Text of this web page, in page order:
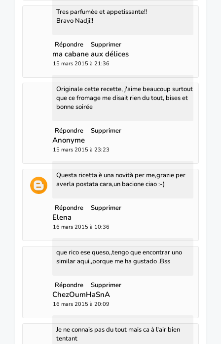
Tres parfumèe et appetissante!!
Bravo Nadji!!
Répondre Supprimer
ma cabane aux délices
15 mars 2015 à 21:36
Originale cette recette, j'aime beaucoup surtout
que ce fromage me disait rien du tout, bises et
bonne soirée
Répondre Supprimer
Anonyme
15 mars 2015 à 23:23
Questa ricetta è una novità per me,grazie per
averla postata cara,un bacione ciao :-)
Répondre Supprimer
Elena
16 mars 2015 à 10:36
que rico ese queso,,tengo que encontrar uno
similar aqui,,porque me ha gustado .Bss
Répondre Supprimer
ChezOumHaSnA
16 mars 2015 à 20:09
Je ne connais pas du tout mais ca à l'air bien
tentant